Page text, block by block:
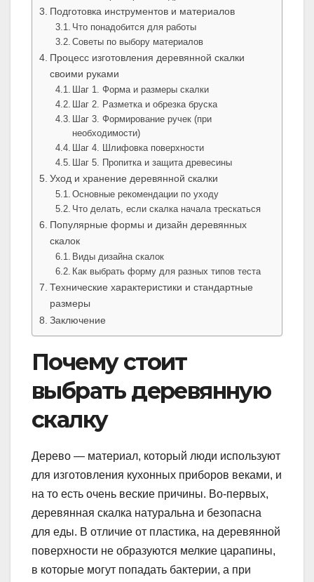
Подготовка инструментов и материалов
Что понадобится для работы
Советы по выбору материалов
Процесс изготовления деревянной скалки
своими руками
Шаг 1. Форма и размеры скалки
Шаг 2. Разметка и обрезка бруска
Шаг 3. Формирование ручек (при
необходимости)
Шаг 4. Шлифовка поверхности
Шаг 5. Пропитка и защита древесины
Уход и хранение деревянной скалки
Основные рекомендации по уходу
Что делать, если скалка начала трескаться
Популярные формы и дизайн деревянных
скалок
Виды дизайна скалок
Как выбрать форму для разных типов теста
Технические характеристики и стандартные
размеры
Заключение
Почему стоит
выбрать деревянную
скалку
Дерево — материал, который люди используют
для изготовления кухонных приборов веками, и
на то есть очень веские причины. Во-первых,
деревянная скалка натуральна и безопасна
для еды. В отличие от пластика, на деревянной
поверхности не образуются мелкие царапины,
в которые могут попадать бактерии, а при